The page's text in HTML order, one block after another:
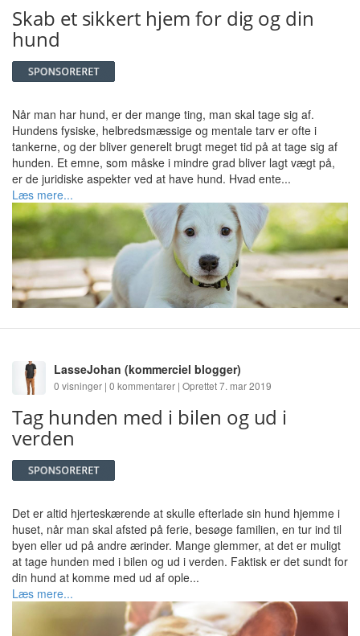
Skab et sikkert hjem for dig og din
hund
Når man har hund, er der mange ting, man skal tage sig af.
Hundens fysiske, helbredsmæssige og mentale tarv er ofte i
tankerne, og der bliver generelt brugt meget tid på at tage sig af
hunden. Et emne, som måske i mindre grad bliver lagt vægt på,
er de juridiske aspekter ved at have hund. Hvad ente...
Læs mere...
LasseJohan (kommerciel blogger)
0 visninger | 0 kommentarer | Oprettet 7. mar 2019
Tag hunden med i bilen og ud i
verden
Det er altid hjerteskærende at skulle efterlade sin hund hjemme i
huset, når man skal afsted på ferie, besøge familien, en tur ind til
byen eller ud på andre ærinder. Mange glemmer, at det er muligt
at tage hunden med i bilen og ud i verden. Faktisk er det sundt for
din hund at komme med ud af ople...
Læs mere...